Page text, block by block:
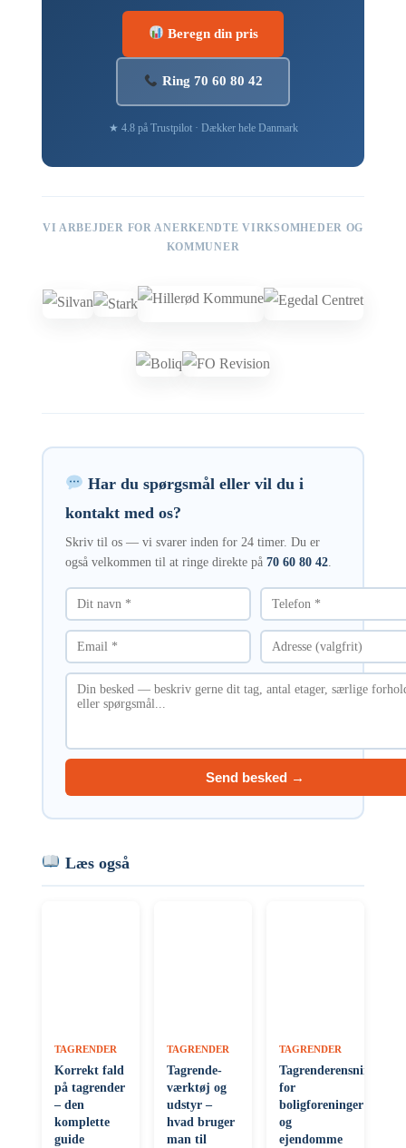
Beregn din pris
Ring 70 60 80 42
★ 4.8 på Trustpilot · Dækker hele Danmark
VI ARBEJDER FOR ANERKENDTE VIRKSOMHEDER OG
KOMMUNER
Har du spørgsmål eller vil du i
kontakt med os?
Skriv til os — vi svarer inden for 24 timer. Du er
også velkommen til at ringe direkte på 70 60 80 42.
Send besked →
Læs også
TAGRENDER
Korrekt fald
på tagrender
– den
komplette
guide
TAGRENDER
Tagrende-
værktøj og
udstyr –
hvad bruger
man til
TAGRENDER
Tagrenderensning
for
boligforeninger
og
ejendomme